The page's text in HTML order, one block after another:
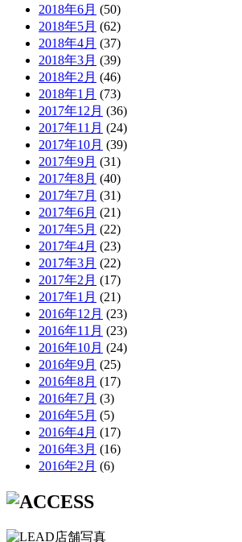
2018年6月 (50)
2018年5月 (62)
2018年4月 (37)
2018年3月 (39)
2018年2月 (46)
2018年1月 (73)
2017年12月 (36)
2017年11月 (24)
2017年10月 (39)
2017年9月 (31)
2017年8月 (40)
2017年7月 (31)
2017年6月 (21)
2017年5月 (22)
2017年4月 (23)
2017年3月 (22)
2017年2月 (17)
2017年1月 (21)
2016年12月 (23)
2016年11月 (23)
2016年10月 (24)
2016年9月 (25)
2016年8月 (17)
2016年7月 (3)
2016年5月 (5)
2016年4月 (17)
2016年3月 (16)
2016年2月 (6)